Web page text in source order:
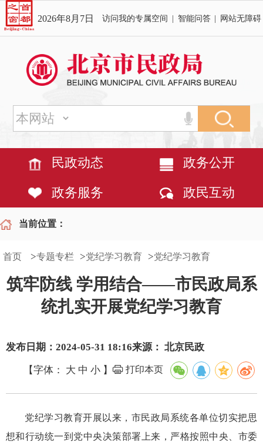
2026年8月7日 访问我的专属空间 智能问答 网站无障碍
民政动态 政务公开
政务服务 政民互动
当前位置：
首页 >专题专栏 >党纪学习教育 >党纪学习教育
筑牢防线 学用结合——市民政局系
统扎实开展党纪学习教育
发布日期：2024-05-31 18:16来源： 北京民政
【字体： 大 中 小 】 打印本页
党纪学习教育开展以来，市民政局系统各单位切实把思
想和行动统一到党中央决策部署上来，严格按照中央、市委